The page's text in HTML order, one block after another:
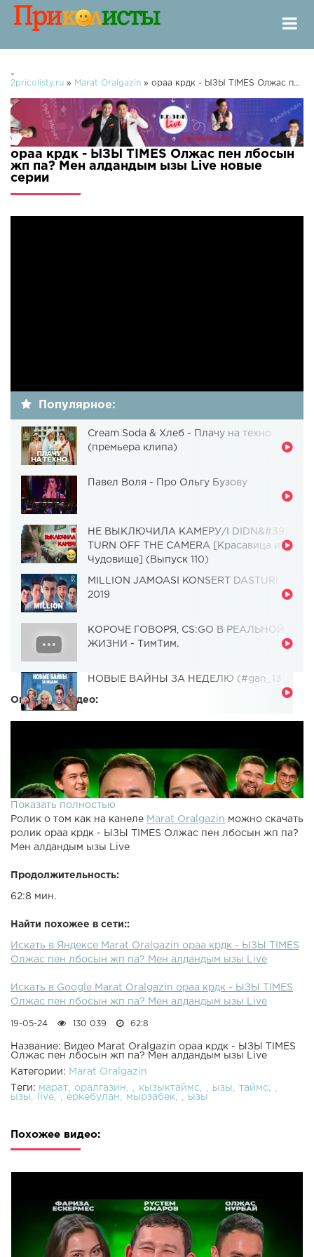
-
2pricolisty.ru » Marat Oralgazin » ораа крдк - ЫЗЫ TIMES Олжас пен лбосын жп па? Мен алдандым ызы Live
ораа крдк - ЫЗЫ TIMES Олжас пен лбосын
жп па? Мен алдандым ызы Live новые
серии
Популярное:
Cream Soda & Хлеб - Плачу на техно
(премьера клипа)
Павел Воля - Про Ольгу Бузову
НЕ ВЫКЛЮЧИЛА КАМЕРУ/I DIDN&#39;T
TURN OFF THE CAMERA [Красавица и
Чудовище] (Выпуск 110)
MILLION JAMOASI KONSERT DASTURI
2019
КОРОЧЕ ГОВОРЯ, CS:GO В РЕАЛЬНОЙ
ЖИЗНИ - ТимТим.
НОВЫЕ ВАЙНЫ ЗА НЕДЕЛЮ (#gan_13_)
Описание видео:
Показать полностью
Ролик о том как на канеле Marat Oralgazin можно скачать
ролик ораа крдк - ЫЗЫ TIMES Олжас пен лбосын жп па?
Мен алдандым ызы Live
Продолжительность:
62:8 мин.
Найти похожее в сети::
Искать в Яндексе Marat Oralgazin ораа крдк - ЫЗЫ TIMES
Олжас пен лбосын жп па? Мен алдандым ызы Live
Искать в Google Marat Oralgazin ораа крдк - ЫЗЫ TIMES
Олжас пен лбосын жп па? Мен алдандым ызы Live
19-05-24 130 039 62:8
Название: Видео Marat Oralgazin ораа крдк - ЫЗЫ TIMES
Олжас пен лбосын жп па? Мен алдандым ызы Live
Категории: Marat Oralgazin
Теги: марат оралгазин кызыктаймс ызы
таймс
ызы
live еркебулан мырзабек ызы
Похожее видео: